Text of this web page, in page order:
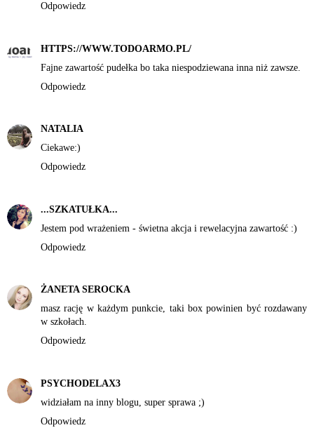
Odpowiedz
HTTPS://WWW.TODOARMO.PL/
Fajne zawartość pudełka bo taka niespodziewana inna niż zawsze.
Odpowiedz
NATALIA
Ciekawe:)
Odpowiedz
...SZKATUŁKA...
Jestem pod wrażeniem - świetna akcja i rewelacyjna zawartość :)
Odpowiedz
ŻANETA SEROCKA
masz rację w każdym punkcie, taki box powinien być rozdawany
w szkołach.
Odpowiedz
PSYCHODELAX3
widziałam na inny blogu, super sprawa ;)
Odpowiedz